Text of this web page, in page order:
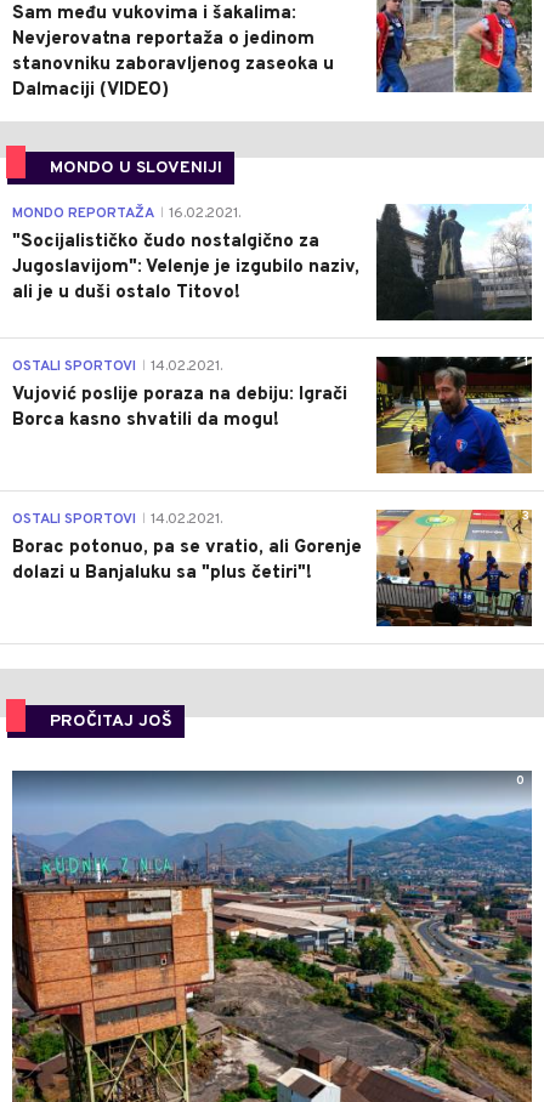
Sam među vukovima i šakalima:
Nevjerovatna reportaža o jedinom
stanovniku zaboravljenog zaseoka u
Dalmaciji (VIDEO)
MONDO U SLOVENIJI
4
MONDO REPORTAŽA 16.02.2021.
"Socijalističko čudo nostalgično za
Jugoslavijom": Velenje je izgubilo naziv,
ali je u duši ostalo Titovo!
1
OSTALI SPORTOVI 14.02.2021.
Vujović poslije poraza na debiju: Igrači
Borca kasno shvatili da mogu!
3
OSTALI SPORTOVI 14.02.2021.
Borac potonuo, pa se vratio, ali Gorenje
dolazi u Banjaluku sa "plus četiri"!
PROČITAJ JOŠ
0